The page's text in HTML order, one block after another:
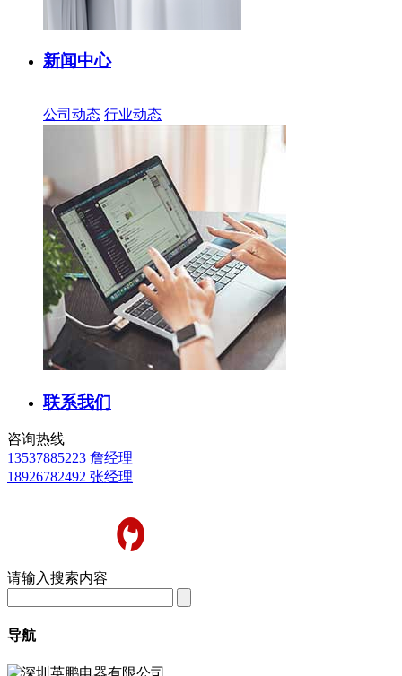
新闻中心
公司动态 行业动态
联系我们
咨询热线
13537885223 詹经理
18926782492 张经理
请输入搜索内容
导航